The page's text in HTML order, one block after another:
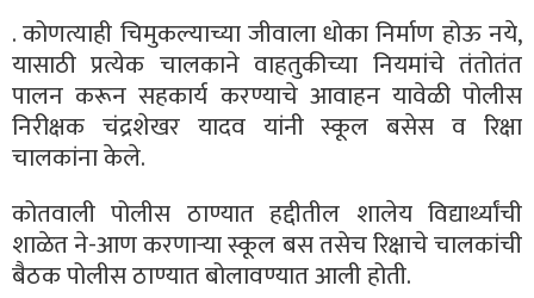
. कोणत्याही चिमुकल्याच्या जीवाला धोका निर्माण होऊ नये,
यासाठी प्रत्येक चालकाने वाहतुकीच्या नियमांचे तंतोतंत
पालन करून सहकार्य करण्याचे आवाहन यावेळी पोलीस
निरीक्षक चंद्रशेखर यादव यांनी स्कूल बसेस व रिक्षा
चालकांना केले.
कोतवाली पोलीस ठाण्यात हद्दीतील शालेय विद्यार्थ्यांची
शाळेत ने-आण करणाऱ्या स्कूल बस तसेच रिक्षाचे चालकांची
बैठक पोलीस ठाण्यात बोलावण्यात आली होती.